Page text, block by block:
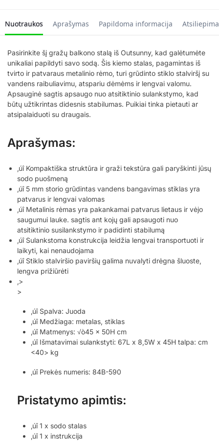
Nuotraukos Aprašymas Papildoma informacija
Pasirinkite šį gražų balkono stalą iš Outsunny, kad galėtumėte
unikaliai papildyti savo sodą. Šis kiemo stalas, pagamintas iš
tvirto ir patvaraus metalinio rėmo, turi grūdinto stiklo stalviršį su
vandens raibuliavimu, atspariu dėmėms ir lengvai valomu.
Apsauginė sagtis apsaugo nuo atsitiktinio sulankstymo, kad
būtų užtikrintas didesnis stabilumas. Puikiai tinka pietauti ar
atsipalaiduoti su draugais.
Aprašymas:
‚úî Kompaktiška struktūra ir graži tekstūra gali paryškinti jūsų
sodo puošmeną
‚úî 5 mm storio grūdintas vandens bangavimas stiklas yra
patvarus ir lengvai valomas
‚úî Metalinis rėmas yra pakankamai patvarus lietaus ir vėjo
saugumui lauke. sagtis ant kojų gali apsaugoti nuo
atsitiktinio susilankstymo ir padidinti stabilumą
‚úî Sulankstoma konstrukcija leidžia lengvai transportuoti ir
laikyti, kai nenaudojama
‚úî Stiklo stalviršio paviršių galima nuvalyti drėgna šluoste,
lengva prižiūrėti
‚>
>
‚úî Spalva: Juoda
‚úî Medžiaga: metalas, stiklas
‚úî Matmenys: √ò45 x 50H cm
‚úî Išmatavimai sulankstyti: 67L x 8,5W x 45H talpa: cm
<40> kg
‚úî Prekės numeris: 84B-590
Pristatymo apimtis:
‚úî 1 x sodo stalas
‚úî 1 x instrukcija